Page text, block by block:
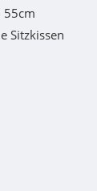
55cm
Sitzkissen